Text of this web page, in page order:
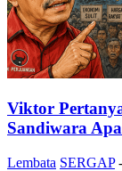
Viktor
Sandiwara
Lembata SERGAP -